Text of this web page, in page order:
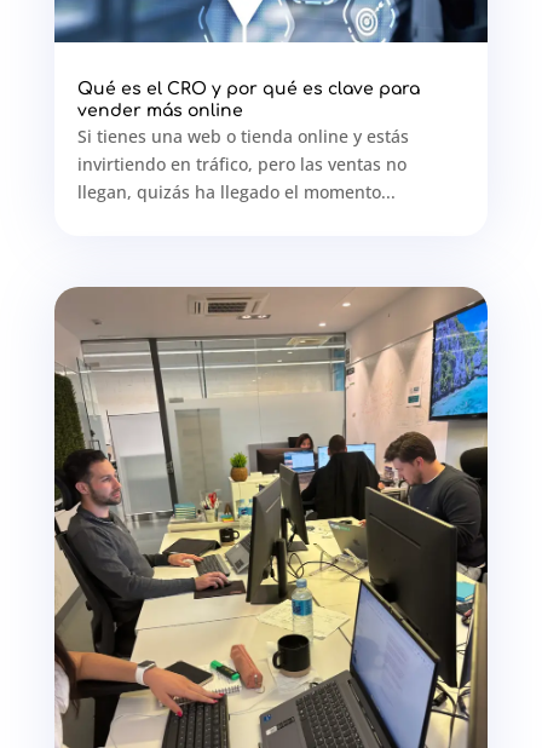
Qué es el CRO y por qué es clave para
vender más online
Si tienes una web o tienda online y estás
invirtiendo en tráfico, pero las ventas no
llegan, quizás ha llegado el momento...